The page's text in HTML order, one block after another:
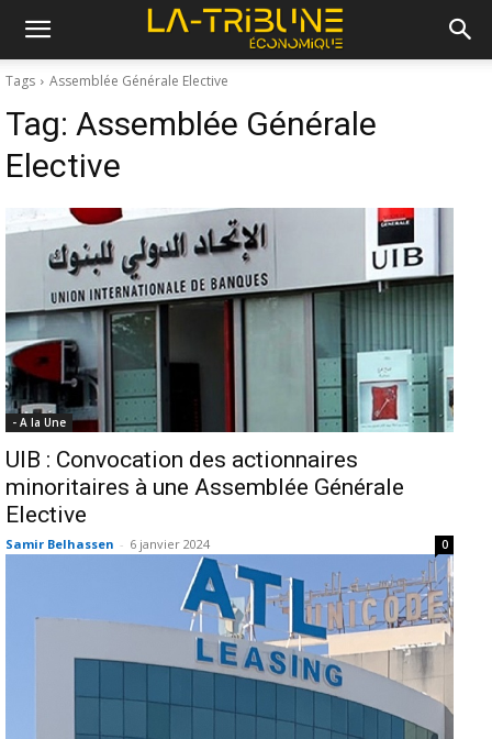
Tags Assemblée Générale Elective
Tag: Assemblée Générale
Elective
- A la Une
UIB : Convocation des actionnaires
minoritaires à une Assemblée Générale
Elective
Samir Belhassen - 6 janvier 2024 0